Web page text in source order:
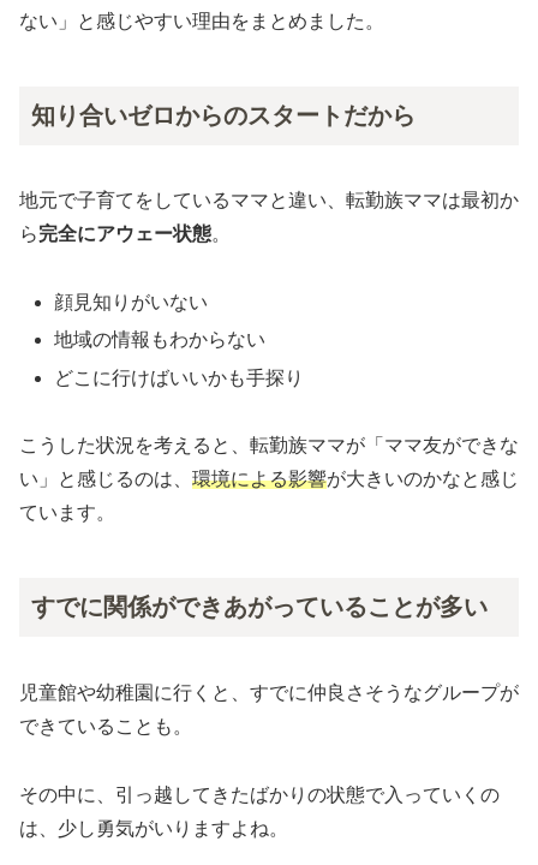
ない」と感じやすい理由をまとめました。
知り合いゼロからのスタートだから
地元で子育てをしているママと違い、転勤族ママは最初か
ら完全にアウェー状態。
顔見知りがいない
地域の情報もわからない
どこに行けばいいかも手探り
こうした状況を考えると、転勤族ママが「ママ友ができな
い」と感じるのは、 環境による影響が大きいのかなと感じ
ています。
すでに関係ができあがっていることが多い
児童館や幼稚園に行くと、すでに仲良さそうなグループが
できていることも。
その中に、引っ越してきたばかりの状態で入っていくの
は、少し勇気がいりますよね。